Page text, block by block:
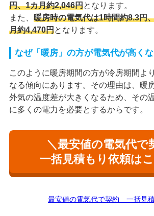
円、1カ月約2,046円となります。
また、 暖房時の電気代は1時間約8.3円
月約4,470円となります。
なぜ「暖房」の方が電気代が高く
このように暖房期間の方が冷房期間よ
なる傾向にあります。その理由は、暖
外気の温度差が大きくなるため、その
に多くの電力を必要とするからです。
＼最安値の電気代で
一括見積もり依頼は
最安値の電気代で契約 一括見